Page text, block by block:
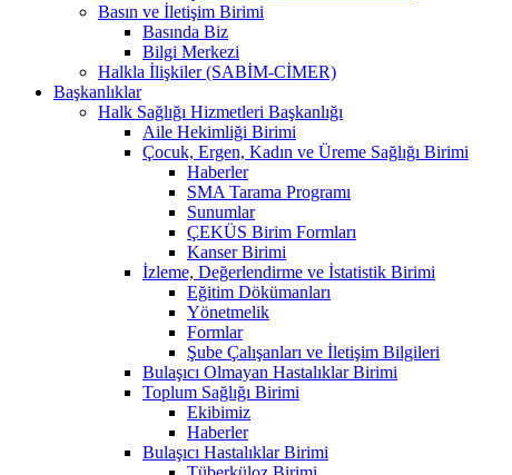
Basın ve İletişim Birimi
Basında Biz
Bilgi Merkezi
Halkla İlişkiler (SABİM-CİMER)
Başkanlıklar
Halk Sağlığı Hizmetleri Başkanlığı
Aile Hekimliği Birimi
Çocuk, Ergen, Kadın ve Üreme Sağlığı Birimi
Haberler
SMA Tarama Programı
Sunumlar
ÇEKÜS Birim Formları
Kanser Birimi
İzleme, Değerlendirme ve İstatistik Birimi
Eğitim Dökümanları
Yönetmelik
Formlar
Şube Çalışanları ve İletişim Bilgileri
Bulaşıcı Olmayan Hastalıklar Birimi
Toplum Sağlığı Birimi
Ekibimiz
Haberler
Bulaşıcı Hastalıklar Birimi